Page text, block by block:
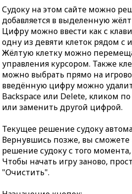
Судоку на этом сайте можно
добавляется в выделенную
Цифру можно ввести как с
одну из девяти клеток рядом с
Жёлтую клетку можно
управления курсором. Также
можно выбрать прямо на
введённую цифру можно
Backspace или Delete, кликом по
или заменить другой цифрой.
Текущее решение судоку
Вернувшись позже, вы
решение судоку с того момента,
Чтобы начать игру заново,
"Очистить".